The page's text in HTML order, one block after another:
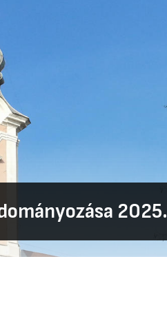
2025.